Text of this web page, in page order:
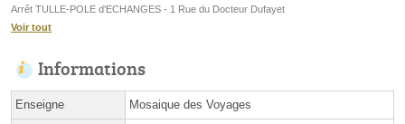
Arrêt TULLE-POLE d'ECHANGES - 1 Rue du Docteur Dufayet
Voir tout
Informations
Enseigne Mosaique des Voyages